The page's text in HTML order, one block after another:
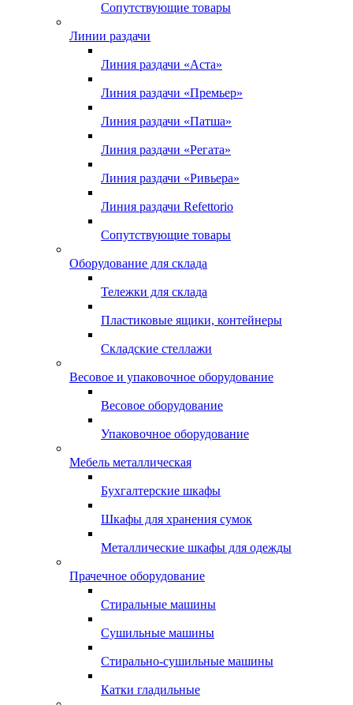
Сопутствующие товары
Линии раздачи
Линия раздачи «Аста»
Линия раздачи «Премьер»
Линия раздачи «Патша»
Линия раздачи «Регата»
Линия раздачи «Ривьера»
Линия раздачи Refettorio
Сопутствующие товары
Оборудование для склада
Тележки для склада
Пластиковые ящики, контейнеры
Складские стеллажи
Весовое и упаковочное оборудование
Весовое оборудование
Упаковочное оборудование
Мебель металлическая
Бухгалтерские шкафы
Шкафы для хранения сумок
Металлические шкафы для одежды
Прачечное оборудование
Стиральные машины
Сушильные машины
Стирально-сушильные машины
Катки гладильные